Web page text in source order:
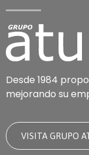
Desde 1984
mejorando su
VISITA GRUPO